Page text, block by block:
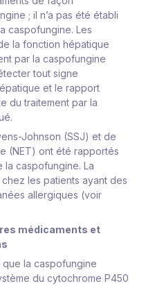
; il n’a pas été établi
caspofungine. Les
la fonction hépatique
par la caspofungine
tout signe
et le rapport
du traitement par la
Johnson (SSJ) et de
(NET) ont été rapportés
la caspofungine. La
les patients ayant des
allergiques (voir
médicaments et
que la caspofungine
du cytochrome P450